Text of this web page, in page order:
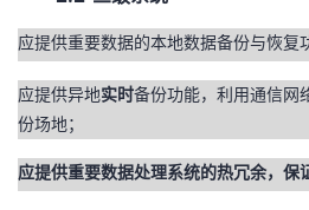
应提供重要数据的本地数据备份与恢复
应提供异地实时备份功能，利用通信网
份场地；
应提供重要数据处理系统的热冗余，保